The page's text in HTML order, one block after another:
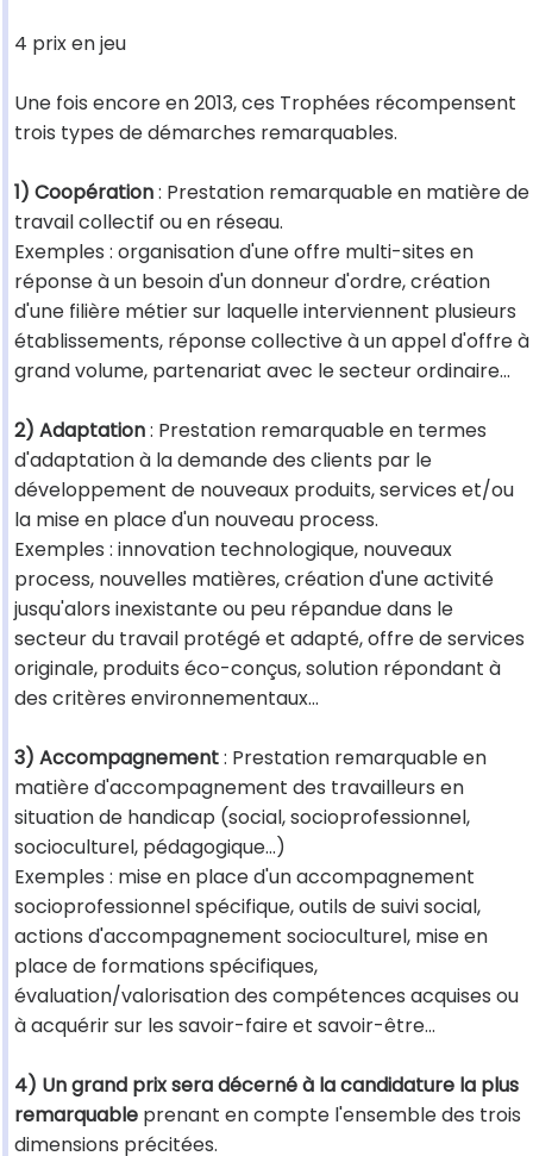
4 prix en jeu
Une fois encore en 2013, ces Trophées récompensent
trois types de démarches remarquables.
1) Coopération: Prestation remarquable en matière de
travail collectif ou en réseau.
Exemples : organisation d'une offre multi-sites en
réponse à un besoin d'un donneur d'ordre, création
d'une filière métier sur laquelle interviennent plusieurs
établissements, réponse collective à un appel d'offre à
grand volume, partenariat avec le secteur ordinaire...
2) Adaptation: Prestation remarquable en termes
d'adaptation à la demande des clients par le
développement de nouveaux produits, services et/ou
la mise en place d'un nouveau process.
Exemples : innovation technologique, nouveaux
process, nouvelles matières, création d'une activité
jusqu'alors inexistante ou peu répandue dans le
secteur du travail protégé et adapté, offre de services
originale, produits éco-conçus, solution répondant à
des critères environnementaux...
3) Accompagnement: Prestation remarquable en
matière d'accompagnement des travailleurs en
situation de handicap (social, socioprofessionnel,
socioculturel, pédagogique...)
Exemples : mise en place d'un accompagnement
socioprofessionnel spécifique, outils de suivi social,
actions d'accompagnement socioculturel, mise en
place de formations spécifiques,
évaluation/valorisation des compétences acquises ou
à acquérir sur les savoir-faire et savoir-être...
4) Un grand prix sera décerné à la candidature la plus
remarquable prenant en compte l'ensemble des trois
dimensions précitées.